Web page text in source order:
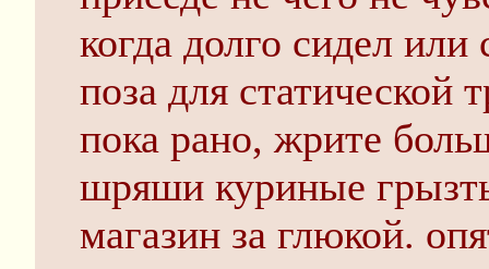
когда долго сидел или
поза для статической
пока рано, жрите
шряши куриные
магазин за глюкой.